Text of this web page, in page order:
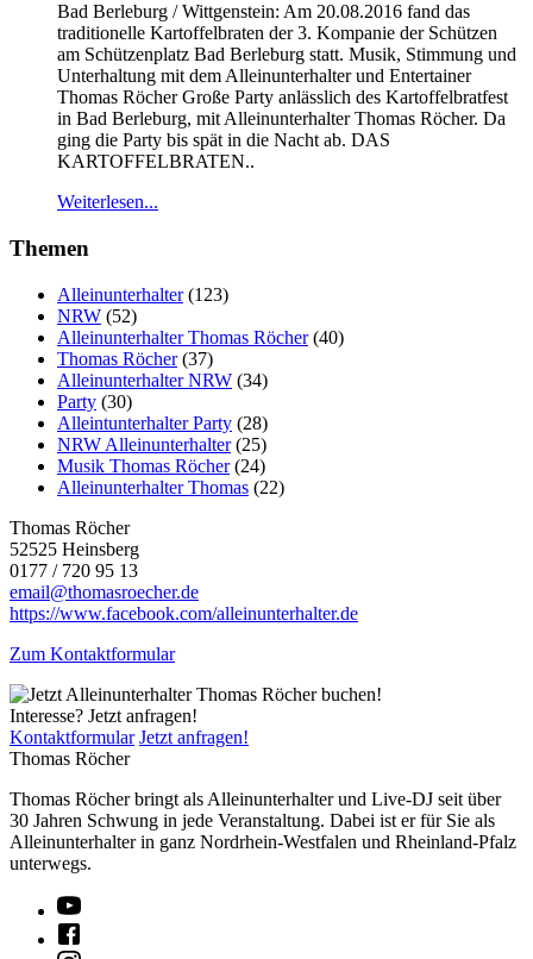
Bad Berleburg / Wittgenstein: Am 20.08.2016 fand das
traditionelle Kartoffelbraten der 3. Kompanie der Schützen
am Schützenplatz Bad Berleburg statt. Musik, Stimmung und
Unterhaltung mit dem Alleinunterhalter und Entertainer
Thomas Röcher Große Party anlässlich des Kartoffelbratfest
in Bad Berleburg, mit Alleinunterhalter Thomas Röcher. Da
ging die Party bis spät in die Nacht ab. DAS
KARTOFFELBRATEN..
Weiterlesen...
Themen
Alleinunterhalter(123)
NRW (52)
Alleinunterhalter Thomas Röcher(40)
Thomas Röcher(37)
Alleinunterhalter NRW (34)
Party (30)
Alleintunterhalter Party (28)
NRW Alleinunterhalter(25)
Musik Thomas Röcher(24)
Alleinunterhalter Thomas (22)
Thomas Röcher
52525 Heinsberg
0177 / 720 95 13
email@thomasroecher.de
https://www.facebook.com/alleinunterhalter.de
Zum Kontaktformular
Interesse? Jetzt anfragen!
Kontaktformular Jetzt anfragen!
Thomas Röcher
Thomas Röcher bringt als Alleinunterhalter und Live-DJ seit über
30 Jahren Schwung in jede Veranstaltung. Dabei ist er für Sie als
Alleinunterhalter in ganz Nordrhein-Westfalen und Rheinland-Pfalz
unterwegs.